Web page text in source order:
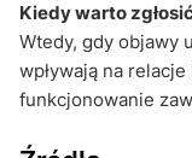
Kiedy warto
Wtedy, gdy objawy
wpływają na
funkcjonowanie